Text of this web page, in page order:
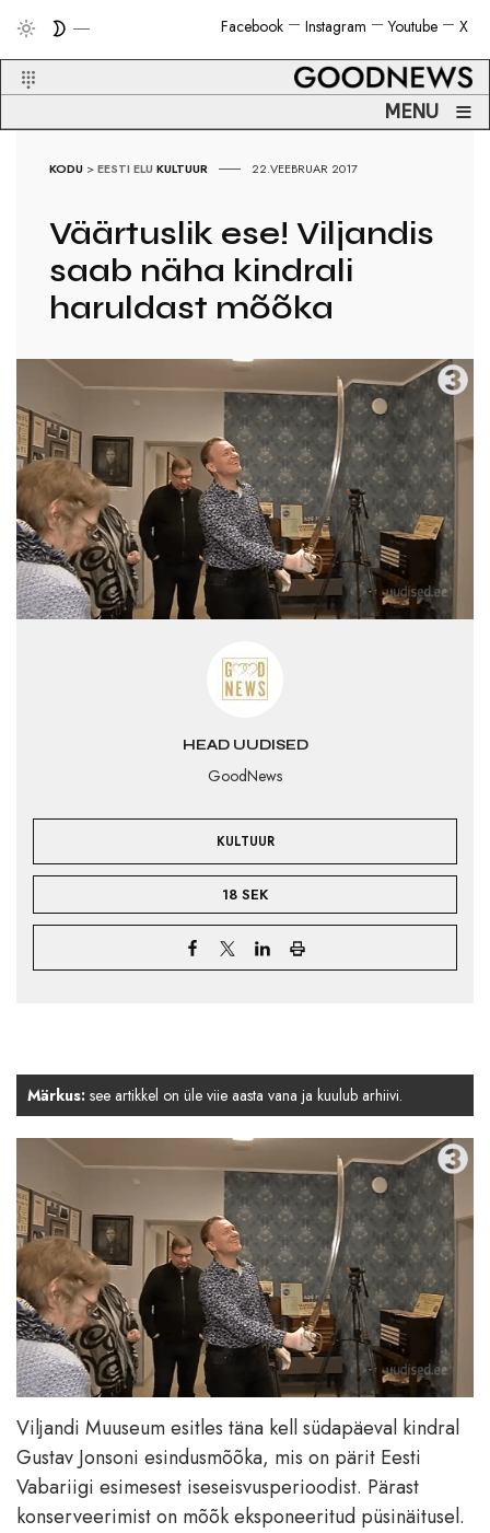
X
Youtube
Instagram
Facebook
MENU ≡
KODU >EESTI ELU KULTUUR 22.VEEBRUAR 2017
Väärtuslik ese! Viljandis
saab näha kindrali
haruldast mõõka
HEAD UUDISED
GoodNews
KULTUUR
18 SEK
Märkus: see artikkel on üle viie aasta vana ja kuulub arhiivi.
Viljandi Muuseum esitles täna kell südapäeval kindral
Gustav Jonsoni esindusmõõka, mis on pärit Eesti
Vabariigi esimesest iseseisvusperioodist. Pärast
konserveerimist on mõõk eksponeeritud püsinäitusel.